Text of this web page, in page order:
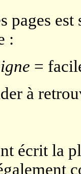
pages
:
=
à
écrit la